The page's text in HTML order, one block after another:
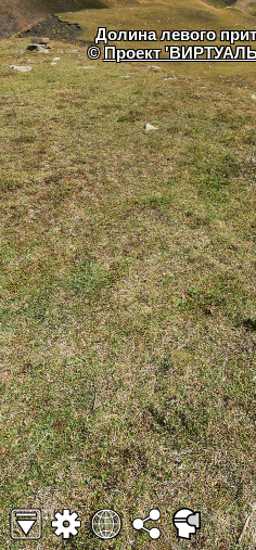
Долина левого
©Проект